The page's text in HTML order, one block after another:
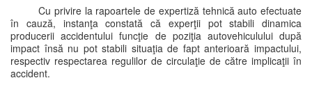
Cu privire la rapoartele de expertiză tehnică auto efectuate
în cauză, instanţa constată că experţii pot stabili dinamica
producerii accidentului funcţie de poziţia autovehiculului după
impact însă nu pot stabili situaţia de fapt anterioară impactului,
respectiv respectarea regulilor de circulaţie de către implicaţii în
accident.